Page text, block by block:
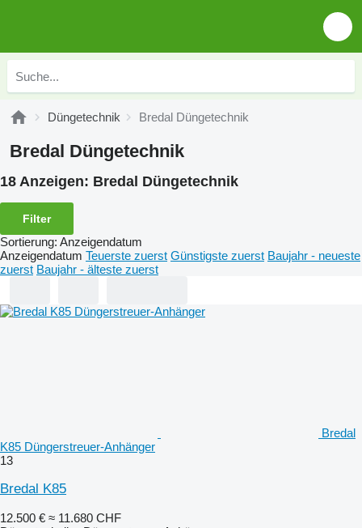
Düngetechnik Bredal Düngetechnik
Bredal Düngetechnik
18 Anzeigen: Bredal Düngetechnik
Filter
Sortierung: Anzeigendatum
Anzeigendatum Teuerste zuerst Günstigste zuerst Baujahr - neueste
zuerst Baujahr - älteste zuerst
Bredal
K85 Düngerstreuer-Anhänger
13
Bredal K85
12.500 € ≈ 11.680 CHF